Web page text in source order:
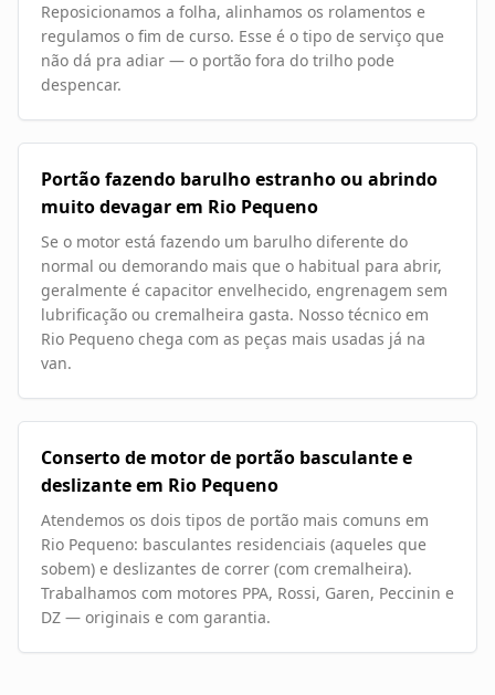
Reposicionamos a folha, alinhamos os rolamentos e
regulamos o fim de curso. Esse é o tipo de serviço que
não dá pra adiar — o portão fora do trilho pode
despencar.
Portão fazendo barulho estranho ou abrindo
muito devagar em Rio Pequeno
Se o motor está fazendo um barulho diferente do
normal ou demorando mais que o habitual para abrir,
geralmente é capacitor envelhecido, engrenagem sem
lubrificação ou cremalheira gasta. Nosso técnico em
Rio Pequeno chega com as peças mais usadas já na
van.
Conserto de motor de portão basculante e
deslizante em Rio Pequeno
Atendemos os dois tipos de portão mais comuns em
Rio Pequeno: basculantes residenciais (aqueles que
sobem) e deslizantes de correr (com cremalheira).
Trabalhamos com motores PPA, Rossi, Garen, Peccinin e
DZ — originais e com garantia.